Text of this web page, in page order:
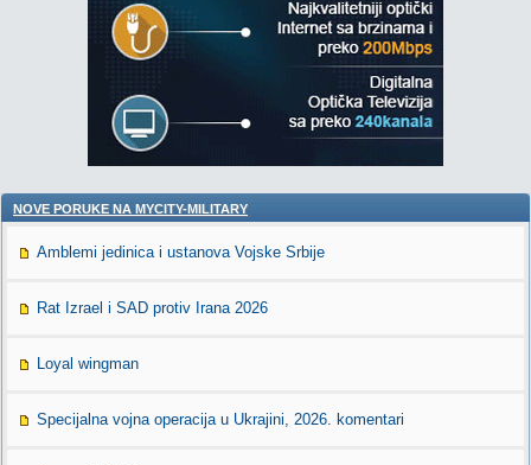
NOVE PORUKE NA MYCITY-MILITARY
Amblemi jedinica i ustanova Vojske Srbije
Rat Izrael i SAD protiv Irana 2026
Loyal wingman
Specijalna vojna operacija u Ukrajini, 2026. komentari